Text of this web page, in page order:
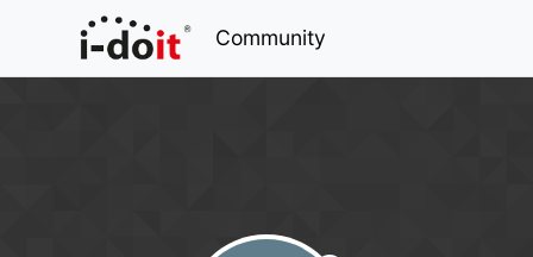
Community